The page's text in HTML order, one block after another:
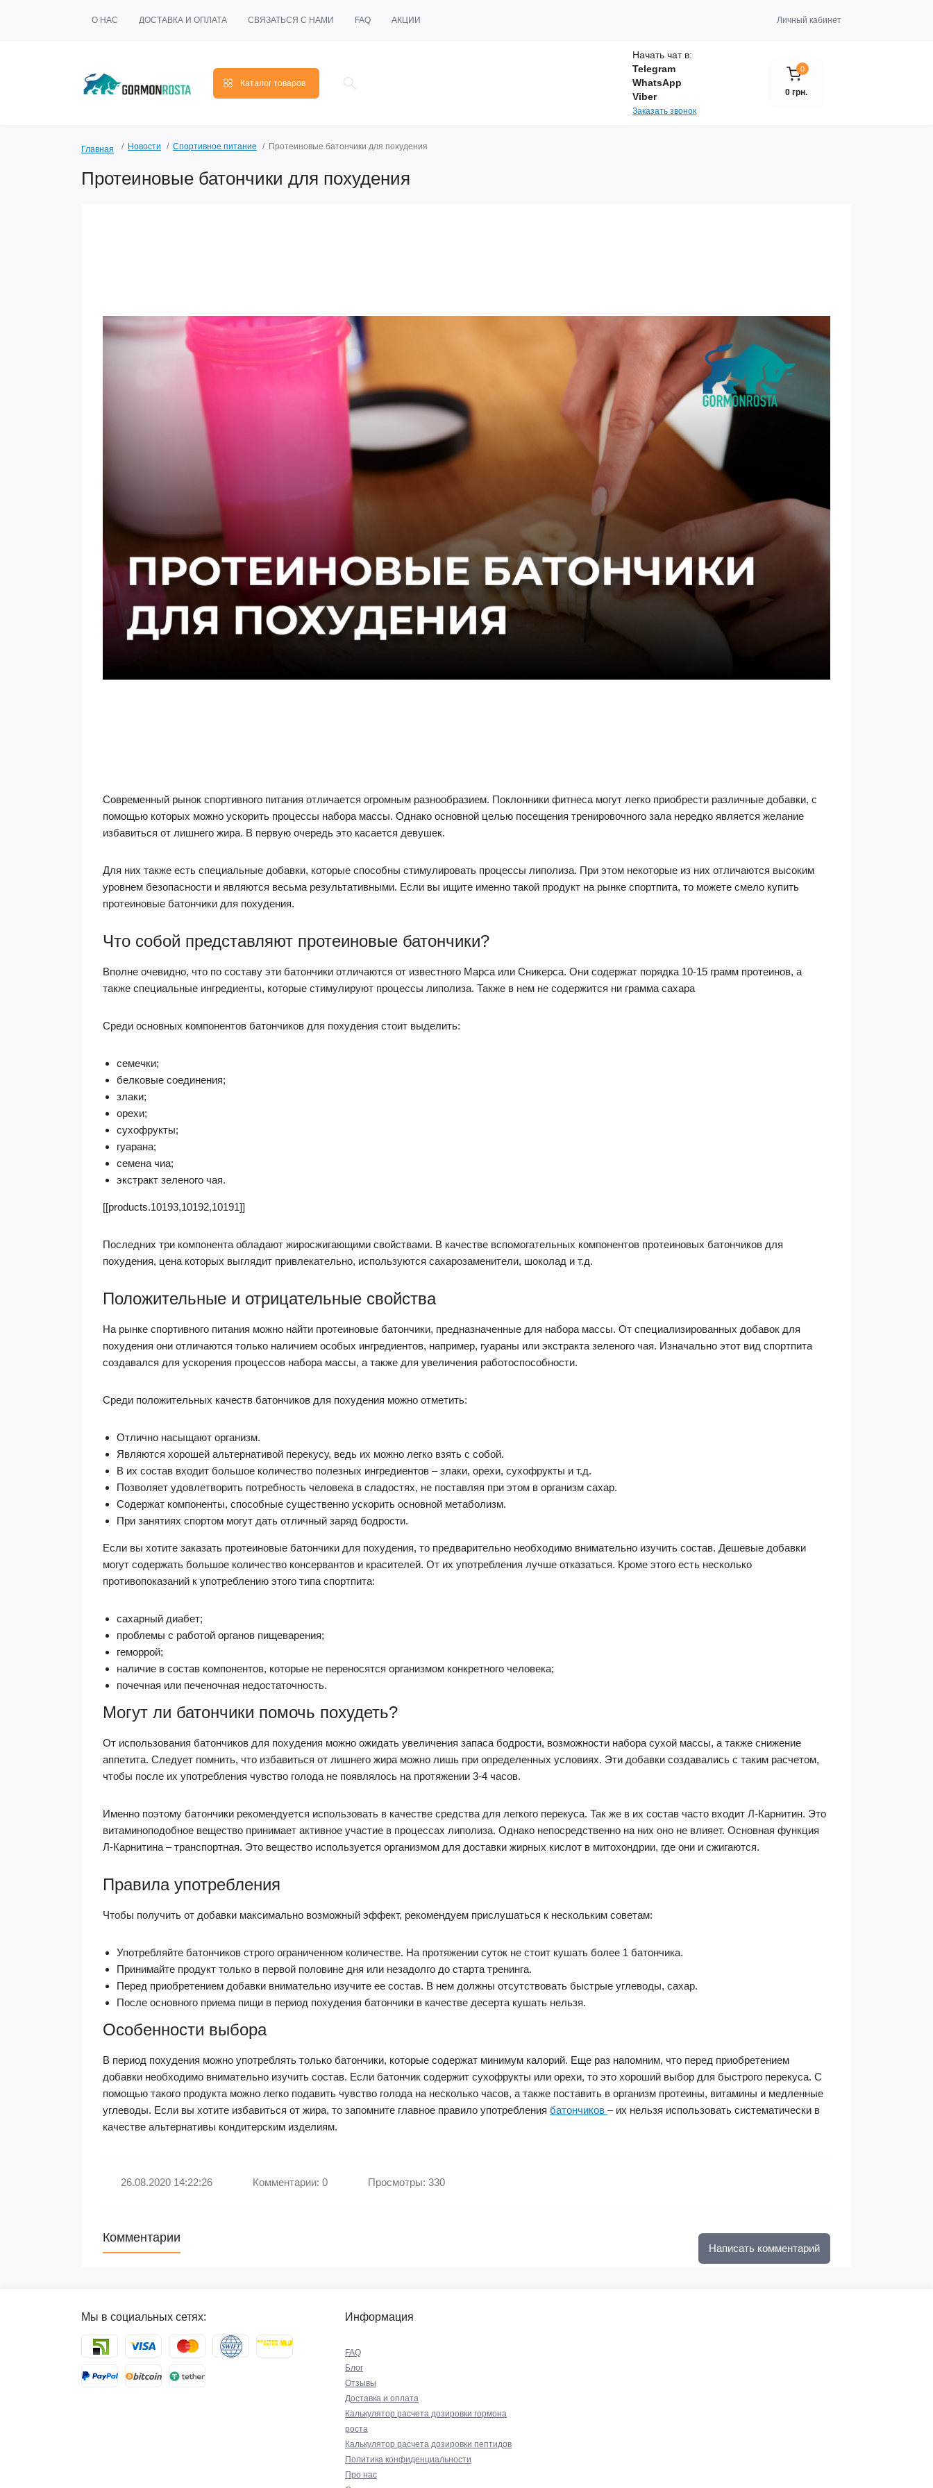
О НАС ДОСТАВКА И ОПЛАТА СВЯЗАТЬСЯ С НАМИ FAQ АКЦИИ Личный кабинет
Каталог товаров
Начать чат в:
Telegram
WhatsApp
Viber
Заказать звонок
0
0 грн.
Главная Новости Спортивное питание Протеиновые батончики для похудения
Протеиновые батончики для похудения
Современный рынок спортивного питания отличается огромным разнообразием. Поклонники фитнеса могут легко приобрести различные добавки, с
помощью которых можно ускорить процессы набора массы. Однако основной целью посещения тренировочного зала нередко является желание
избавиться от лишнего жира. В первую очередь это касается девушек.
Для них также есть специальные добавки, которые способны стимулировать процессы липолиза. При этом некоторые из них отличаются высоким
уровнем безопасности и являются весьма результативными. Если вы ищите именно такой продукт на рынке спортпита, то можете смело купить
протеиновые батончики для похудения.
Что собой представляют протеиновые батончики?
Вполне очевидно, что по составу эти батончики отличаются от известного Марса или Сникерса. Они содержат порядка 10-15 грамм протеинов, а
также специальные ингредиенты, которые стимулируют процессы липолиза. Также в нем не содержится ни грамма сахара
Среди основных компонентов батончиков для похудения стоит выделить:
семечки;
белковые соединения;
злаки;
орехи;
сухофрукты;
гуарана;
семена чиа;
экстракт зеленого чая.
[[products.10193,10192,10191]]
Последних три компонента обладают жиросжигающими свойствами. В качестве вспомогательных компонентов протеиновых батончиков для
похудения, цена которых выглядит привлекательно, используются сахарозаменители, шоколад и т.д.
Положительные и отрицательные свойства
На рынке спортивного питания можно найти протеиновые батончики, предназначенные для набора массы. От специализированных добавок для
похудения они отличаются только наличием особых ингредиентов, например, гуараны или экстракта зеленого чая. Изначально этот вид спортпита
создавался для ускорения процессов набора массы, а также для увеличения работоспособности.
Среди положительных качеств батончиков для похудения можно отметить:
Отлично насыщают организм.
Являются хорошей альтернативой перекусу, ведь их можно легко взять с собой.
В их состав входит большое количество полезных ингредиентов – злаки, орехи, сухофрукты и т.д.
Позволяет удовлетворить потребность человека в сладостях, не поставляя при этом в организм сахар.
Содержат компоненты, способные существенно ускорить основной метаболизм.
При занятиях спортом могут дать отличный заряд бодрости.
Если вы хотите заказать протеиновые батончики для похудения, то предварительно необходимо внимательно изучить состав. Дешевые добавки
могут содержать большое количество консервантов и красителей. От их употребления лучше отказаться. Кроме этого есть несколько
противопоказаний к употреблению этого типа спортпита:
сахарный диабет;
проблемы с работой органов пищеварения;
геморрой;
наличие в состав компонентов, которые не переносятся организмом конкретного человека;
почечная или печеночная недостаточность.
Могут ли батончики помочь похудеть?
От использования батончиков для похудения можно ожидать увеличения запаса бодрости, возможности набора сухой массы, а также снижение
аппетита. Следует помнить, что избавиться от лишнего жира можно лишь при определенных условиях. Эти добавки создавались с таким расчетом,
чтобы после их употребления чувство голода не появлялось на протяжении 3-4 часов.
Именно поэтому батончики рекомендуется использовать в качестве средства для легкого перекуса. Так же в их состав часто входит Л-Карнитин. Это
витаминоподобное вещество принимает активное участие в процессах липолиза. Однако непосредственно на них оно не влияет. Основная функция
Л-Карнитина – транспортная. Это вещество используется организмом для доставки жирных кислот в митохондрии, где они и сжигаются.
Правила употребления
Чтобы получить от добавки максимально возможный эффект, рекомендуем прислушаться к нескольким советам:
Употребляйте батончиков строго ограниченном количестве. На протяжении суток не стоит кушать более 1 батончика.
Принимайте продукт только в первой половине дня или незадолго до старта тренинга.
Перед приобретением добавки внимательно изучите ее состав. В нем должны отсутствовать быстрые углеводы, сахар.
После основного приема пищи в период похудения батончики в качестве десерта кушать нельзя.
Особенности выбора
В период похудения можно употреблять только батончики, которые содержат минимум калорий. Еще раз напомним, что перед приобретением
добавки необходимо внимательно изучить состав. Если батончик содержит сухофрукты или орехи, то это хороший выбор для быстрого перекуса. С
помощью такого продукта можно легко подавить чувство голода на несколько часов, а также поставить в организм протеины, витамины и медленные
углеводы. Если вы хотите избавиться от жира, то запомните главное правило употребления батончиков – их нельзя использовать систематически в
качестве альтернативы кондитерским изделиям.
26.08.2020 14:22:26 Комментарии: 0 Просмотры: 330
Комментарии
Написать комментарий
Мы в социальных сетях: Информация
FAQ
Блог
Отзывы
Доставка и оплата
Калькулятор расчета дозировки гормона
роста
Калькулятор расчета дозировки пептидов
Политика конфиденциальности
Про нас